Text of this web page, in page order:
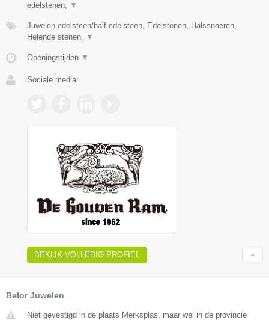
edelstenen, ▼
Juwelen edelsteen/half-edelsteen, Edelstenen, Halssnoeren,
Helende stenen, ▼
Openingstijden ▼
Sociale media:
BEKIJK VOLLEDIG PROFIEL
Belor Juwelen
Niet gevestigd in de plaats Merksplas, maar wel in de provincie